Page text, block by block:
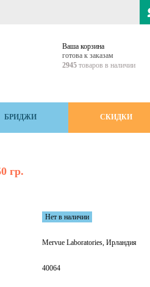
Ваша корзина
готова к заказам
2945 товаров в наличии
БРИДЖИ СКИДКИ
гр.
Нет в наличии
Mervue Laboratories, Ирландия
40064